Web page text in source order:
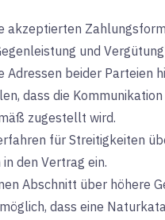
akzeptierten
und
Adressen beider Parteien
dass die Kommunikation
zugestellt wird.
für Streitigkeiten
in den Vertrag ein.
Abschnitt über höhere
dass eine